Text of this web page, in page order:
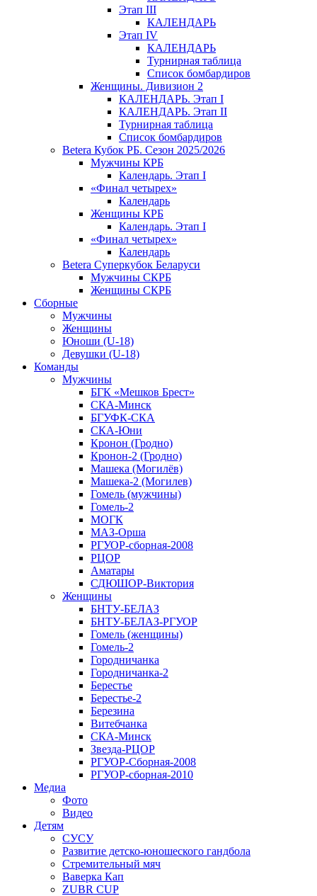
Этап III
КАЛЕНДАРЬ
Этап IV
КАЛЕНДАРЬ
Турнирная таблица
Список бомбардиров
Женщины. Дивизион 2
КАЛЕНДАРЬ. Этап I
КАЛЕНДАРЬ. Этап II
Турнирная таблица
Список бомбардиров
Betera Кубок РБ. Сезон 2025/2026
Мужчины КРБ
Календарь. Этап I
«Финал четырех»
Календарь
Женщины КРБ
Календарь. Этап I
«Финал четырех»
Календарь
Betera Суперкубок Беларуси
Мужчины СКРБ
Женщины СКРБ
Сборные
Мужчины
Женщины
Юноши (U-18)
Девушки (U-18)
Команды
Мужчины
БГК «Мешков Брест»
СКА-Минск
БГУФК-СКА
СКА-Юни
Кронон (Гродно)
Кронон-2 (Гродно)
Машека (Могилёв)
Машека-2 (Могилев)
Гомель (мужчины)
Гомель-2
МОГК
МАЗ-Орша
РГУОР-сборная-2008
РЦОР
Аматары
СДЮШОР-Виктория
Женщины
БНТУ-БЕЛАЗ
БНТУ-БЕЛАЗ-РГУОР
Гомель (женщины)
Гомель-2
Городничанка
Городничанка-2
Берестье
Берестье-2
Березина
Витебчанка
СКА-Минск
Звезда-РЦОР
РГУОР-Сборная-2008
РГУОР-сборная-2010
Медиа
Фото
Видео
Детям
СУСУ
Развитие детско-юношеского гандбола
Стремительный мяч
Ваверка Кап
ZUBR CUP